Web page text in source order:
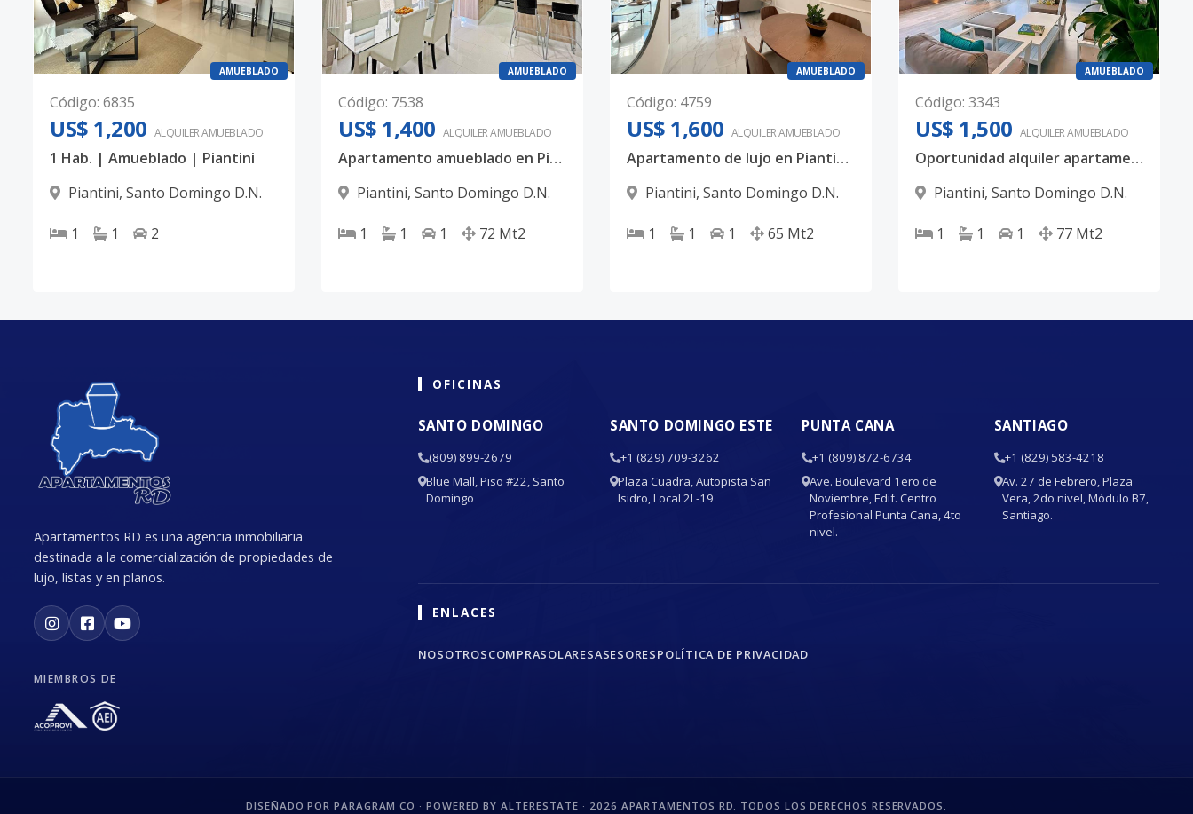
AMUEBLADO
Código: 6835
US$ 1,200 ALQUILERAMUEBLADO
1 Hab. | Amueblado | Piantini
Piantini, Santo Domingo D.N.
1 1 2
AMUEBLADO
Código: 7538
US$ 1,400 ALQUILERAMUEBLADO
Apartamento amueblado en Piantini
Piantini, Santo Domingo D.N.
1 1 1 72 Mt2
AMUEBLADO
Código: 4759
US$ 1,600 ALQUILERAMUEBLADO
Apartamento de lujo en Piantini 1 habitación
Piantini, Santo Domingo D.N.
1 1 1 65 Mt2
AMUEBLADO
Código: 3343
US$ 1,500 ALQUILERAMUEBLADO
Oportunidad alquiler apartamento en Piantini
Piantini, Santo Domingo D.N.
1 1 1 77 Mt2
Apartamentos RD es una agencia inmobiliaria
destinada a la comercialización de propiedades de
lujo, listas y en planos.
MIEMBROS DE
OFICINAS
SANTO DOMINGO
(809) 899-2679
Blue Mall, Piso #22, Santo
Domingo
SANTO DOMINGO ESTE
+1 (829) 709-3262
Plaza Cuadra, Autopista San
Isidro, Local 2L-19
PUNTA CANA
+1 (809) 872-6734
Ave. Boulevard 1ero de
Noviembre, Edif. Centro
Profesional Punta Cana, 4to
nivel.
SANTIAGO
+1 (829) 583-4218
Av. 27 de Febrero, Plaza
Vera, 2do nivel, Módulo B7,
Santiago.
ENLACES
NOSOTROSCOMPRASOLARESASESORESPOLÍTICA DE PRIVACIDAD
DISEÑADO POR PARAGRAM CO · POWERED BY ALTERESTATE · 2026 APARTAMENTOS RD. TODOS LOS DERECHOS RESERVADOS.